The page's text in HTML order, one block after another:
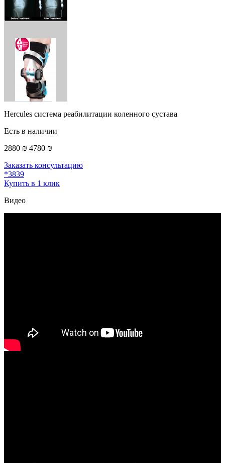
Hercules система реабилитации коленного сустава
Есть в наличии
2880 ₪ 4780 ₪
Заказать консультацию
*3839
Купить в 1 клик
Видео